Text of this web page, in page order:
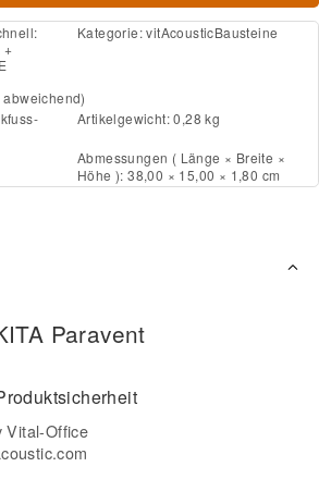
+
Kategorie:vitAcousticBausteine
Artikelgewicht: 0,28 kg
Abmessungen ( Länge × Breite ×
Höhe ): 38,00 × 15,00 × 1,80 cm
Paravent
Vital-Office